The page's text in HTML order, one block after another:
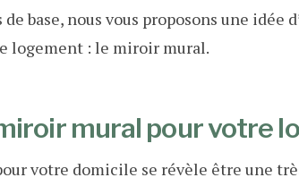
base, nous vous proposons une idée
logement : le miroir mural.
mural pour votre
votre domicile se révèle être une